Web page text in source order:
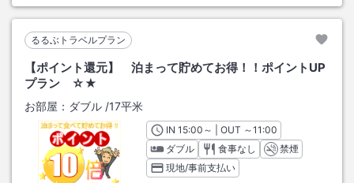
るるぶトラベルプラン
【ポイント還元】 泊まって貯めてお得！！ポイントUP
プラン ☆★
お部屋： ダブル /17平米
INチェックイン
15:00 ～ | OUT チェックアウト
～11:00
ダブル
食事なし
禁煙
現地/事前支払い